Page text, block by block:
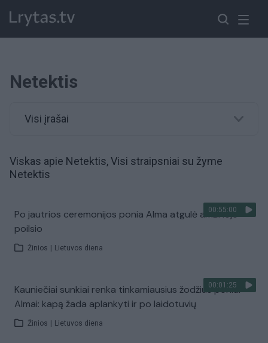
Netektis
Visi įrašai
Viskas apie Netektis, Visi straipsniai su žyme
Netektis
00:55:00
Po jautrios ceremonijos ponia Alma atgulė amžinojo
poilsio
Žinios Lietuvos diena
00:01:25
Kauniečiai sunkiai renka tinkamiausius žodžius poniai
Almai: kapą žada aplankyti ir po laidotuvių
Žinios Lietuvos diena